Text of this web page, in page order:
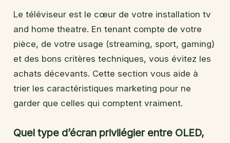
Le téléviseur est le cœur de votre installation tv
and home theatre. En tenant compte de votre
pièce, de votre usage (streaming, sport, gaming)
et des bons critères techniques, vous évitez les
achats décevants. Cette section vous aide à
trier les caractéristiques marketing pour ne
garder que celles qui comptent vraiment.
Quel type d’écran privilégier entre OLED,